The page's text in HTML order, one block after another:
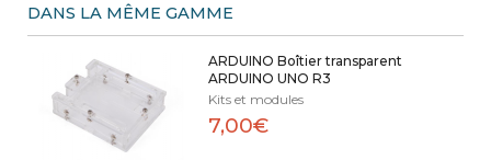
DANS LA MÊME GAMME
ARDUINO Boîtier transparent
ARDUINO UNO R3
Kits et modules
7,00€